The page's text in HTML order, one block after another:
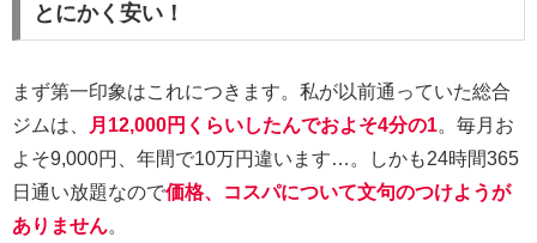
とにかく安い！
まず第一印象はこれにつきます。私が以前通っていた総合
ジムは、
月12,000円くらいしたんでおよそ4分の1。毎月お
よそ9,000円、年間で10万円違います…。しかも24時間365
日通い放題なので価格、コスパについて文句のつけようが
ありません。